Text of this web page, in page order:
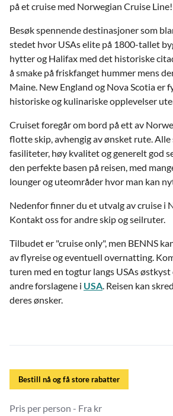
på et cruise med Norwegian Cruise Line!
Besøk spennende destinasjoner som
stedet hvor USAs elite på 1800-tallet
hytter og Halifax med det historiske
å smake på friskfanget hummer mens
Maine. New England og Nova Scotia er
historiske og kulinariske opplevelser
Cruiset foregår om bord på ett av
flotte skip, avhengig av ønsket rute.
fasiliteter, høy kvalitet og generelt god
den perfekte basen på reisen, med
lounger og uteområder hvor man kan
Nedenfor finner du et utvalg av cruise i
Kontakt oss for andre skip og seilruter.
Tilbudet er "cruise only", men BENNS
av flyreise og eventuell overnatting.
turen med en togtur langs USAs østkyst
andre forslagene i USA. Reisen kan
deres ønsker.
Bestill nå og få store rabatter
Pris per person - Fra kr